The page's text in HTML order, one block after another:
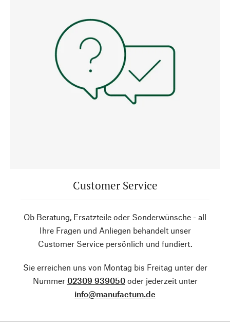
Customer Service
Ob Beratung, Ersatzteile oder Sonderwünsche - all
Ihre Fragen und Anliegen behandelt unser
Customer Service persönlich und fundiert.
Sie erreichen uns von Montag bis Freitag unter der
Nummer 02309 939050oder jederzeit unter
info@manufactum.de